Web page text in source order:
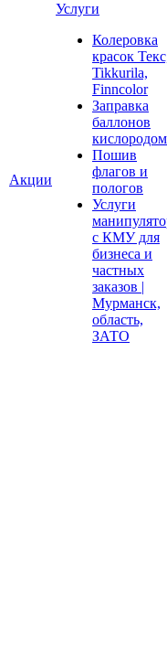
Акции
Услуги
Колеровка
красок
Tikkurila,
Finncolor
Заправка
баллонов
кислородом
Пошив
флагов и
пологов
Услуги
с КМУ для
бизнеса и
частных
заказов |
Мурманск,
область,
ЗАТО